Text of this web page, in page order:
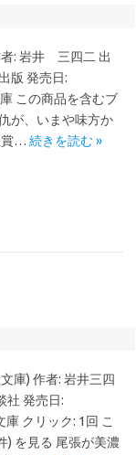
者: 岩井 三四二 出
版 発売日:
この商品を含むブ
が、いまや味方か
賞… 続きを読む »
庫) 作者: 岩井三四
社 発売日:
クリック: 1回 こ
) を見る 尾張が美濃